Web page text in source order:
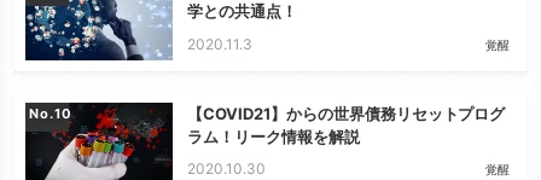
学との共通点！
2020.11.3 覚醒
No.
【COVID21】からの世界債務リセットプログ
ラム！リーク情報を解説
2020.10.30 覚醒